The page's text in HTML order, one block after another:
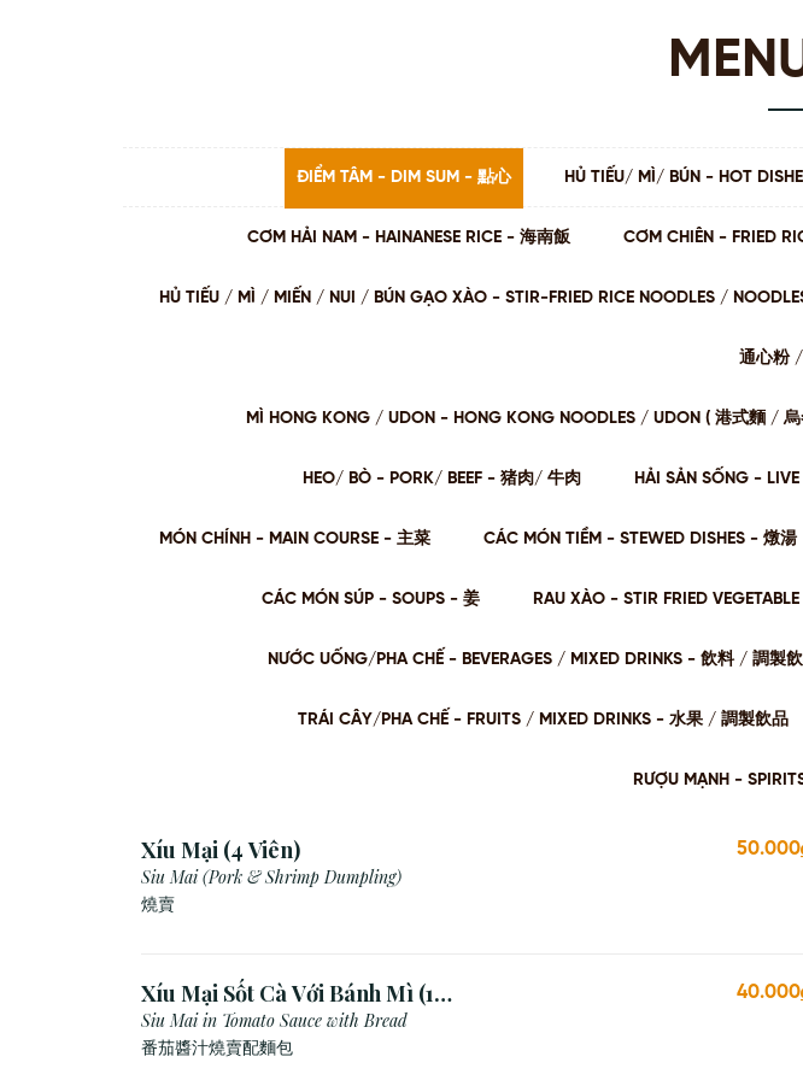
ĐIỂM TÂM - DIM SUM - 點心 HỦ TIẾU/ MÌ/ BÚN - HOT
CƠM HẢI NAM - HAINANESE RICE - 海南飯 CƠM CHIÊN - FRIED
HỦ TIẾU / MÌ / MIẾN / NUI / BÚN GẠO XÀO - STIR-FRIED RICE NOODLES /
通⼼粉
MÌ HONG KONG / UDON - HONG KONG NOODLES / UDON ( 港式麵 /
HEO/ BÒ - PORK/ BEEF - 猪肉/ 牛肉 HẢI SẢN SỐNG -
MÓN CHÍNH - MAIN COURSE - 主菜 CÁC MÓN TIỀM - STEWED DISHES - 燉湯
CÁC MÓN SÚP - SOUPS - 姜 RAU XÀO - STIR FRIED
NƯỚC UỐNG/PHA CHẾ - BEVERAGES / MIXED DRINKS - 飲料 / 調製
TRÁI CÂY/PHA CHẾ - FRUITS / MIXED DRINKS - ⽔果 / 調製飲品
RƯỢU MẠNH -
Xíu Mại (4 Viên)
Siu Mai (Pork & Shrimp Dumpling)
燒賣
Xíu Mại Sốt Cà Với Bánh Mì (1
Viên)
Siu Mai in Tomato Sauce with Bread
番茄醬汁燒賣配麵包